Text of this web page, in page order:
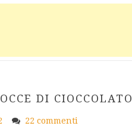
DI CIOCCOLATO
22 commenti